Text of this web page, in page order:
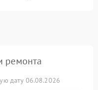
ремонта
дату 06.08.2026